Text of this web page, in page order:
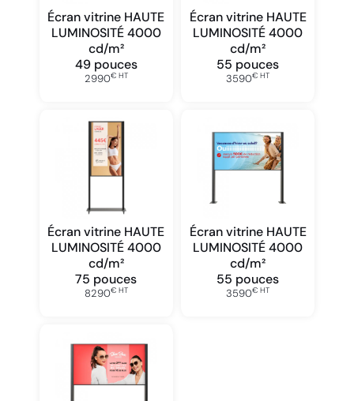
Écran vitrine HAUTE
LUMINOSITÉ 4000
cd/m²
49 pouces
2990€ HT
Écran vitrine HAUTE
LUMINOSITÉ 4000
cd/m²
55 pouces
3590€ HT
Écran vitrine HAUTE
LUMINOSITÉ 4000
cd/m²
75 pouces
8290€ HT
Écran vitrine HAUTE
LUMINOSITÉ 4000
cd/m²
55 pouces
3590€ HT